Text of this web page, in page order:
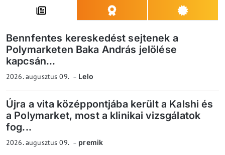
Bennfentes kereskedést sejtenek a
Polymarketen Baka András jelölése
kapcsán...
2026. augusztus 09. Lelo
Újra a vita középpontjába került a Kalshi és
a Polymarket, most a klinikai vizsgálatok
fog...
2026. augusztus 09. premik